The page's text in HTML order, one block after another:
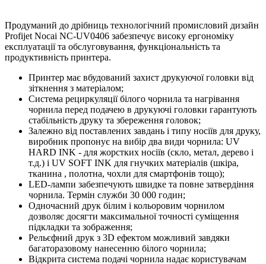
Продуманий до дрібниць технологічний промисловий дизайн
Profijet Nocai NC-UV0406 забезпечує високу ергономіку
експлуатації та обслуговування, функціональність та
продуктивність принтера.
Принтер має вбудований захист друкуючої головки від
зіткнення з матеріалом;
Система рециркуляції білого чорнила та нагрівання
чорнила перед подачею в друкуючі головки гарантують
стабільність друку та збереження головок;
Залежно від поставлених завдань і типу носіїв для друку,
виробник пропонує на вибір два види чорнила: UV
HARD INK - для жорстких носіїв (скло, метал, дерево і
т.д.) і UV SOFT INK для гнучких матеріалів (шкіра,
тканина , полотна, чохли для смартфонів тощо);
LED-лампи забезпечують швидке та повне затвердіння
чорнила. Термін служби 30 000 годин;
Одночасний друк білим і кольоровим чорнилом
дозволяє досягти максимальної точності суміщення
підкладки та зображення;
Рельєфний друк з 3D ефектом можливий завдяки
багаторазовому нанесенню білого чорнила;
Відкрита система подачі чорнила надає користувачам